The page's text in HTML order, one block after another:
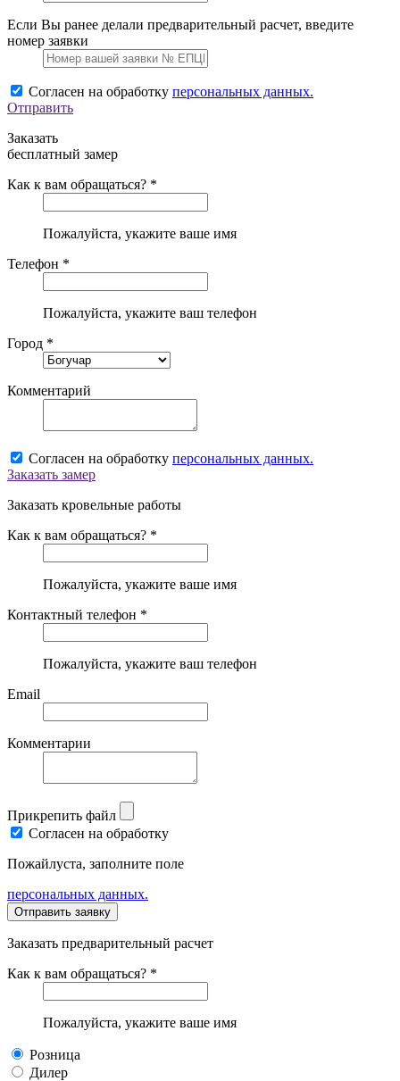
Если Вы ранее делали предварительный расчет, введите
номер заявки
Согласен на обработку персональных данных.
Отправить
Заказать
бесплатный замер
Как к вам обращаться? *
Пожалуйста, укажите ваше имя
Телефон *
Пожалуйста, укажите ваш телефон
Город *
Комментарий
Согласен на обработку персональных данных.
Заказать замер
Заказать кровельные работы
Как к вам обращаться? *
Пожалуйста, укажите ваше имя
Контактный телефон *
Пожалуйста, укажите ваш телефон
Email
Комментарии
Прикрепить файл
Согласен на обработку
Пожайлуста, заполните поле
персональных данных.
Заказать предварительный расчет
Как к вам обращаться? *
Пожалуйста, укажите ваше имя
Розница
Дилер